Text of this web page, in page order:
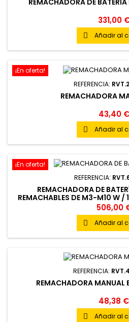
REMACHADORA DE
331,00
 Añadir al
¡En oferta!
REFERENCIA:
REMACHADORA
43,40 €
 Añadir al
¡En oferta!
REFERENCIA:
REMACHADORA DE
REMACHABLES DE M3-M10 W /
RIV730
506,00
 Añadir al
REFERENCIA:
REMACHADORA MANUAL
48,38 €
 Añadir al